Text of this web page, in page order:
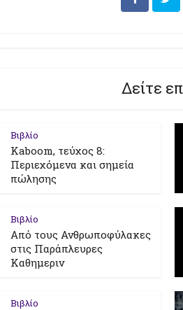
Δείτε
Βιβλίο
Kaboom, τεύχος 8:
Περιεχόμενα και σημεία
πώλησης
Βιβλίο
Από τους Ανθρωποφύλακες
στις Παράπλευρες
Καθημεριν
Βιβλίο